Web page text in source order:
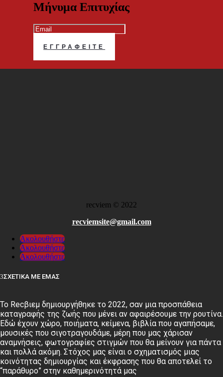
Μήνυμα Επιτυχίας
ΕΓΓΡΑΦΕΊΤΕ
recviem © 2022
recviemsite@gmail.com
Ακολουθήστε
Ακολουθήστε
Ακολουθήστε
ΣΧΕΤΙΚΑ ΜΕ ΕΜΑΣ
Το Recβιεμ δημιουργήθηκε το 2022, σαν μια προσπάθεια
καταγραφής της ζωής που μένει αν αφαιρέσουμε την ρουτίνα.
Εδώ έχουν χώρο, ποιήματα, κείμενα, βιβλία που αγαπήσαμε,
μουσικές που σιγοτραγουδάμε, μέρη που μας χάρισαν
αναμνήσεις, φωτογραφίες στιγμών που θα μείνουν για πάντα
και πολλά ακόμη. Στόχος μας είναι ο σχηματισμός μιας
κοινότητας δημιουργίας και έκφρασης που θα αποτελεί το
“παράθυρο” στην καθημερινότητά μας